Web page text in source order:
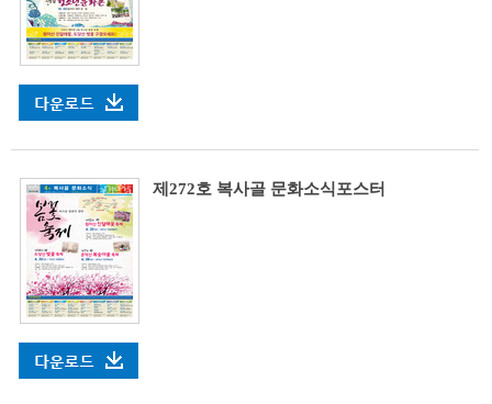
제272호 복사골 문화소식포스터